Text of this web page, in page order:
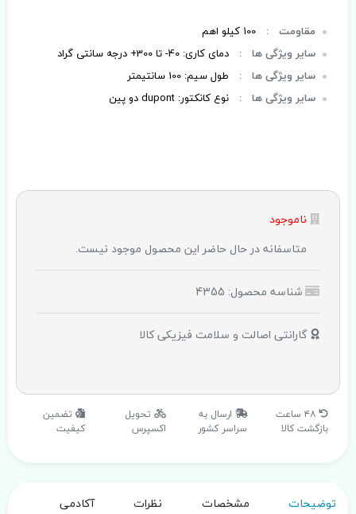
مقاومت :
100 کیلو اهم
سایر ویژگی ها :
دمای کاری: 40- تا 300+ درجه سانتی گراد
سایر ویژگی ها :
طول سیم: 100 سانتیمتر
سایر ویژگی ها : نوع کانکتور: dupont دو پین
ناموجود
متاسفانه در حال حاضر این محصول موجود نیست.
شناسه محصول: 4355
گارانتی اصالت و سلامت فیزیکی کالا
۴۸ ساعت
بازگشت کالا
ارسال به
سراسر کشور
تحویل
اکسپرس
تضمین
کیفیت
توضیحات مشخصات نظرات آکادمی